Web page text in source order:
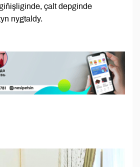
çalt depginde
nygtaldy.